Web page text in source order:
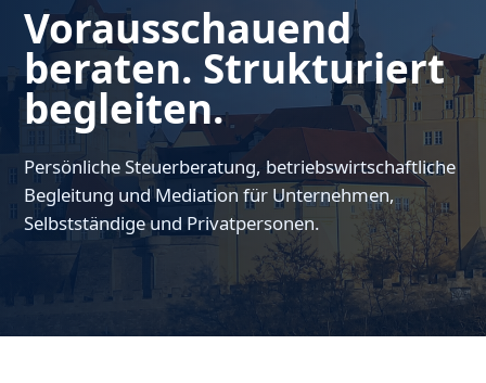
Vorausschauend
beraten. Strukturiert
begleiten.
Persönliche Steuerberatung, betriebswirtschaftliche
Begleitung und Mediation für Unternehmen,
Selbstständige und Privatpersonen.